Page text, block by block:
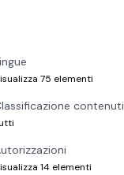
75 elementi
contenuti
14 elementi